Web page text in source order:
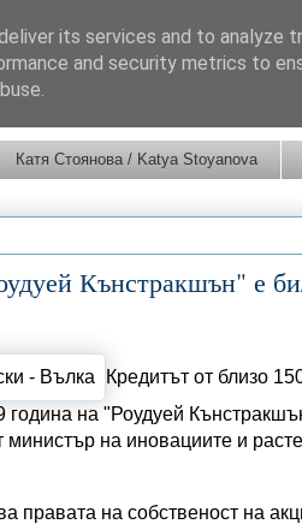
Катя Стоянова / Katya Stoyanova
Кънстракшън" е
Кредитът от близо
на "Роудуей
на иновациите и
правата на собственост на
its services and to analyze
and security metrics to